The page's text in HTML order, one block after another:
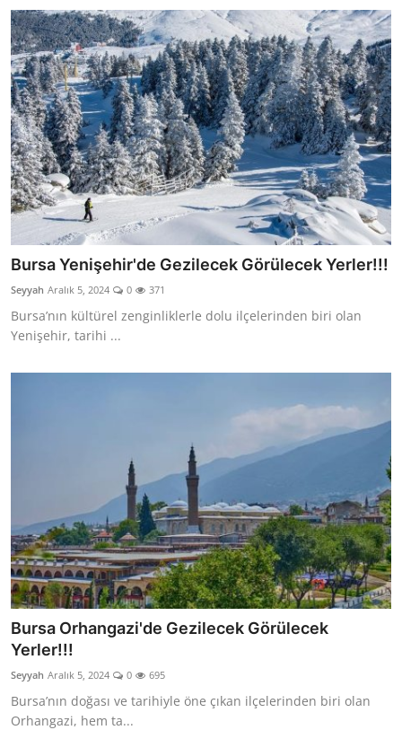
Bursa Yenişehir'de Gezilecek Görülecek Yerler!!!
Seyyah Aralık 5, 2024 0 371
Bursa’nın kültürel zenginliklerle dolu ilçelerinden biri olan
Yenişehir, tarihi ...
Bursa Orhangazi'de Gezilecek Görülecek
Yerler!!!
Seyyah Aralık 5, 2024 0 695
Bursa’nın doğası ve tarihiyle öne çıkan ilçelerinden biri olan
Orhangazi, hem ta...